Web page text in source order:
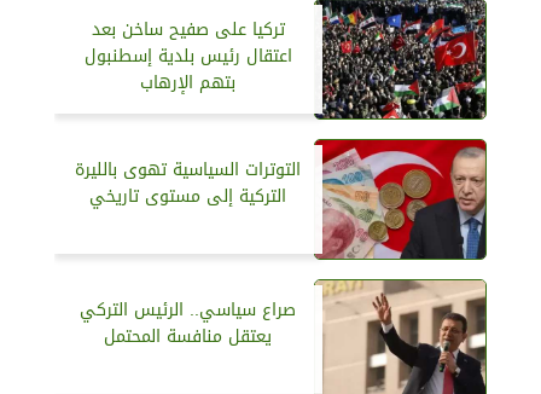
تركيا على صفيح ساخن بعد
اعتقال رئيس بلدية إسطنبول
بتهم الإرهاب
التوترات السياسية تهوى بالليرة
التركية إلى مستوى تاريخي
صراع سياسي.. الرئيس التركي
يعتقل منافسة المحتمل